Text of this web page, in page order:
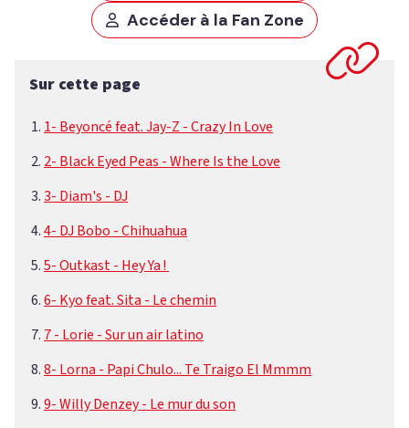
Accéder à la Fan Zone
Sur cette page
1- Beyoncé feat. Jay-Z - Crazy In Love
2- Black Eyed Peas - Where Is the Love
3- Diam's - DJ
4- DJ Bobo - Chihuahua
5- Outkast - Hey Ya !
6- Kyo feat. Sita - Le chemin
7 - Lorie - Sur un air latino
8- Lorna - Papi Chulo... Te Traigo El Mmmm
9- Willy Denzey - Le mur du son